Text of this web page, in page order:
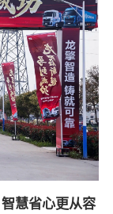
慧省心更从容